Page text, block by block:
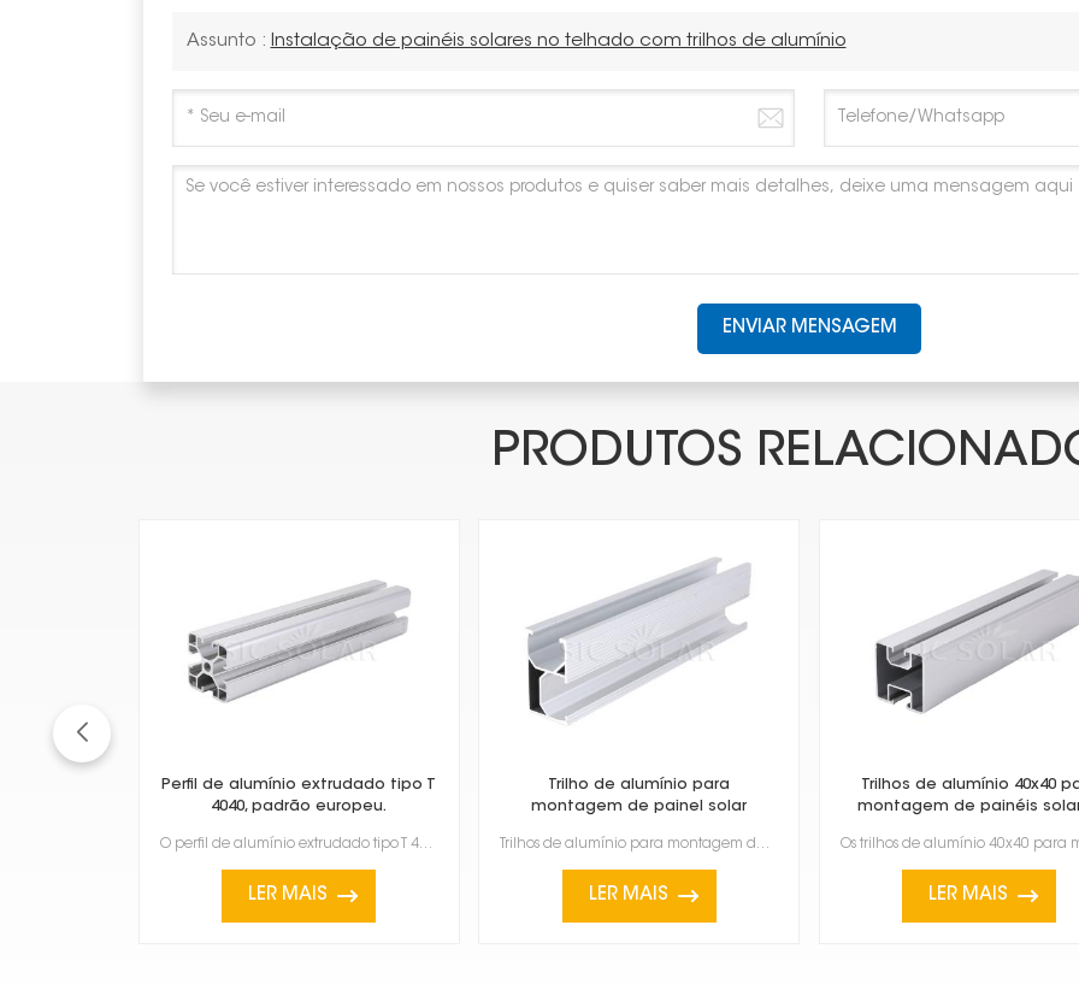
Assunto : Instalação de painéis solares no telhado com trilhos de alumínio
ENVIAR MENSAGEM
PRODUTOS
Perfil de alumínio extrudado tipo T
4040, padrão europeu.
O perfil de alumínio extrudado tipo T 4040, em conformidade com as normas europeias, é um material e...
LER MAIS
Trilho de alumínio para
montagem de painel solar
Trilhos de alumínio para montagem de painéis solares são essenciais para a instalação de painéis sol...
LER MAIS
Trilhos de alumínio 40x40
montagem de painéis
LER MAIS